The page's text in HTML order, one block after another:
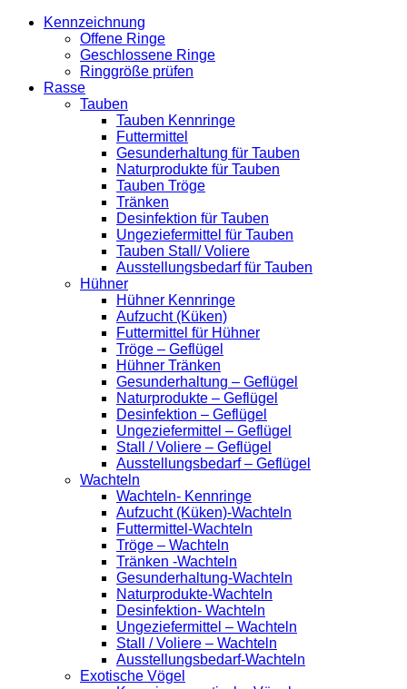
Kennzeichnung
Offene Ringe
Geschlossene Ringe
Ringgröße prüfen
Rasse
Tauben
Tauben Kennringe
Futtermittel
Gesunderhaltung für Tauben
Naturprodukte für Tauben
Tauben Tröge
Tränken
Desinfektion für Tauben
Ungeziefermittel für Tauben
Tauben Stall/ Voliere
Ausstellungsbedarf für Tauben
Hühner
Hühner Kennringe
Aufzucht (Küken)
Futtermittel für Hühner
Tröge – Geflügel
Hühner Tränken
Gesunderhaltung – Geflügel
Naturprodukte – Geflügel
Desinfektion – Geflügel
Ungeziefermittel – Geflügel
Stall / Voliere – Geflügel
Ausstellungsbedarf – Geflügel
Wachteln
Wachteln- Kennringe
Aufzucht (Küken)-Wachteln
Futtermittel-Wachteln
Tröge – Wachteln
Tränken -Wachteln
Gesunderhaltung-Wachteln
Naturprodukte-Wachteln
Desinfektion- Wachteln
Ungeziefermittel – Wachteln
Stall / Voliere – Wachteln
Ausstellungsbedarf-Wachteln
Exotische Vögel